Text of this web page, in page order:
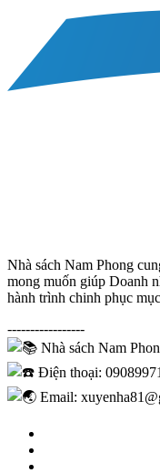
Nhà sách Nam Phong
mong muốn giúp Doanh
hành trình chinh phục
-----------------
Nhà sách Nam
Điện thoại:
Email: